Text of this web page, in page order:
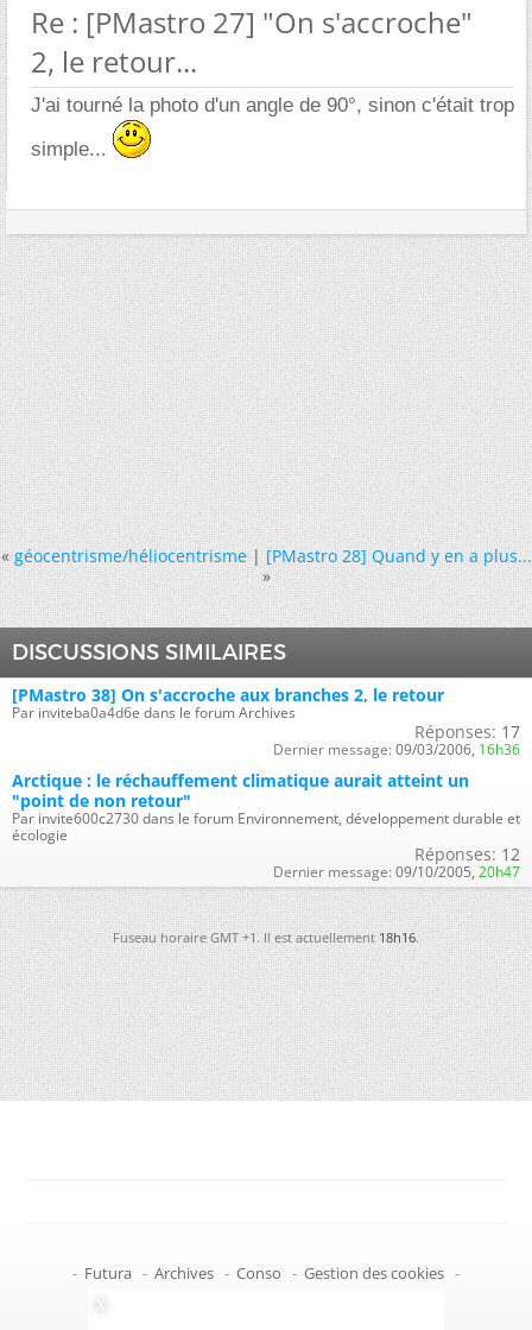
Re : [PMastro 27] "On s'accroche"
2, le retour...
J'ai tourné la photo d'un angle de 90°, sinon c'était trop
simple...
« géocentrisme/héliocentrisme|[PMastro 28] Quand y en a plus...
»
DISCUSSIONS SIMILAIRES
[PMastro 38] On s'accroche aux branches 2, le retour
Par inviteba0a4d6e dans le forum Archives
Réponses: 17
Dernier message: 09/03/2006, 16h36
Arctique : le réchauffement climatique aurait atteint un
"point de non retour"
Par invite600c2730 dans le forum Environnement, développement durable et
écologie
Réponses: 12
Dernier message: 09/10/2005, 20h47
Fuseau horaire GMT +1. Il est actuellement18h16.
- Futura - Archives - Conso - Gestion des cookies -